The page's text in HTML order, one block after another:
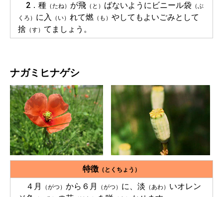
2．種 （たね） が飛 （と） ばないようにビニール袋 （ぶ
くろ） に入 （い） れて燃 （も） やしてもよいごみとして
捨 （す） てましょう。
ナガミヒナゲシ
特徴 （とくちょう）
４月 （がつ） から６月 （がつ） に、淡 （あわ） いオレン